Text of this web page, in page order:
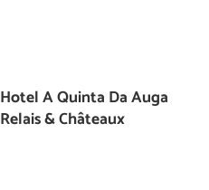
Hotel A Quinta Da Auga
Relais & Châteaux